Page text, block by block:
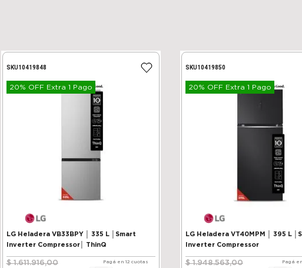
SKU10419848
20% OFF Extra 1 Pago
LG Heladera VB33BPY │ 335 L │Smart
Inverter Compressor│ ThinQ
$ 1.611.916,00 Pagá en 12 cuotas
SKU10419850
20% OFF Extra 1 Pago
LG Heladera VT40MPM │ 395 L
Inverter Compressor
$ 1.948.563,00 Pagá